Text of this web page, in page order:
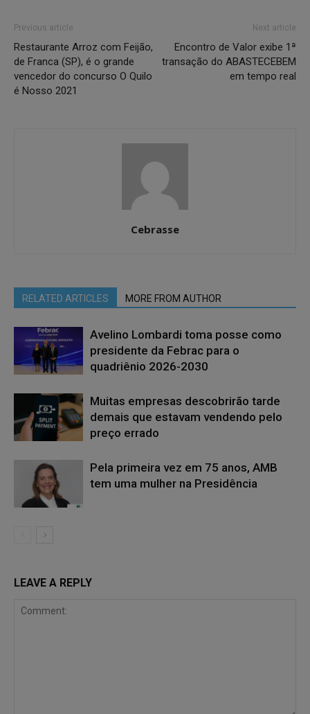
Previous article
Restaurante Arroz com Feijão,
de Franca (SP), é o grande
vencedor do concurso O Quilo
é Nosso 2021
Next article
Encontro de Valor exibe 1ª
transação do ABASTECEBEM
em tempo real
Cebrasse
RELATED ARTICLES MORE FROM AUTHOR
Avelino Lombardi toma posse como
presidente da Febrac para o
quadriênio 2026-2030
Muitas empresas descobrirão tarde
demais que estavam vendendo pelo
preço errado
Pela primeira vez em 75 anos, AMB
tem uma mulher na Presidência
LEAVE A REPLY